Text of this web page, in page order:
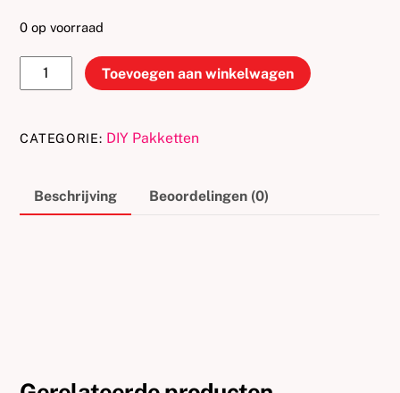
was:
0 op voorraad
Sneeuwvlok
taart
aantal
Toevoegen aan winkelwagen
CATEGORIE: DIY Pakketten
Beschrijving Beoordelingen (0)